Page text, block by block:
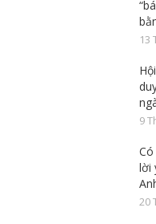
13
9
lời
20